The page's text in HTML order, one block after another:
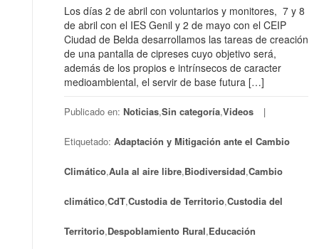
Los días 2 de abril con voluntarios y monitores, 7 y 8
de abril con el IES Genil y 2 de mayo con el CEIP
Ciudad de Belda desarrollamos las tareas de creación
de una pantalla de cipreses cuyo objetivo será,
además de los propios e intrínsecos de caracter
medioambiental, el servir de base futura […]
Publicado en: Noticias,Sin categoría,Videos
Etiquetado: Adaptación y Mitigación ante el Cambio
Climático,Aula al aire libre,Biodiversidad,Cambio
climático,CdT,Custodia de Territorio,Custodia del
Territorio,Despoblamiento Rural,Educación